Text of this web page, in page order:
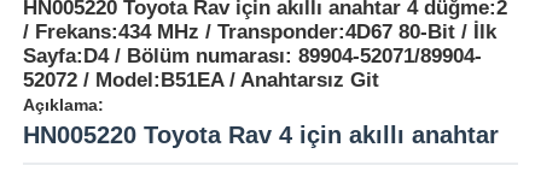
HN005220 Toyota Rav için akıllı anahtar 4 düğme:2
/ Frekans:434 MHz / Transponder:4D67 80-Bit / İlk
Sayfa:D4 / Bölüm numarası: 89904-52071/89904-
52072 / Model:B51EA / Anahtarsız Git
Açıklama:
HN005220 Toyota Rav 4 için akıllı anahtar